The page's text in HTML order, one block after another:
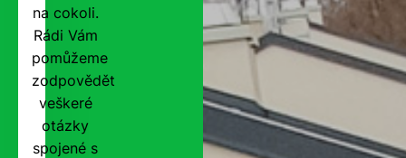
na cokoli.
Rádi Vám
pomůžeme
zodpovědět
veškeré
otázky
spojené s